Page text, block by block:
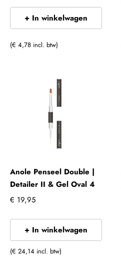
+ In winkelwagen
(€ 4,78 incl. btw)
Anole Penseel Double |
Detailer II & Gel Oval 4
€ 19,95
+ In winkelwagen
(€ 24,14 incl. btw)